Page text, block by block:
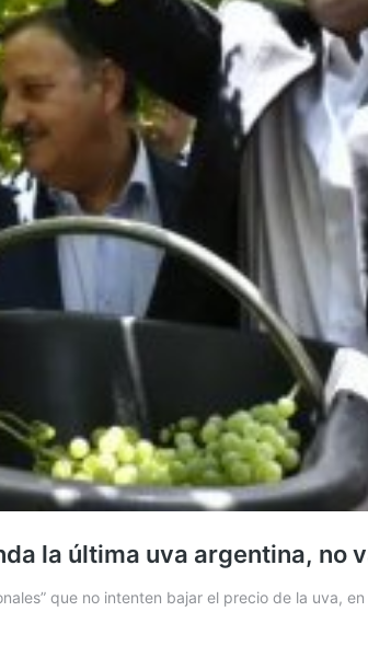
la última uva argentina, no
que no intenten bajar el precio de la uva,